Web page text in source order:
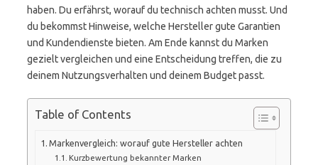
haben. Du erfährst, worauf du technisch achten musst. Und
du bekommst Hinweise, welche Hersteller gute Garantien
und Kundendienste bieten. Am Ende kannst du Marken
gezielt vergleichen und eine Entscheidung treffen, die zu
deinem Nutzungsverhalten und deinem Budget passt.
Table of Contents
Markenvergleich: worauf gute Hersteller achten
Kurzbewertung bekannter Marken